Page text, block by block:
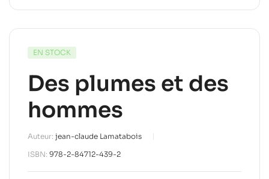
EN STOCK
Des plumes et des
hommes
Auteur: jean-claude Lamatabois
ISBN: 978-2-84712-439-2